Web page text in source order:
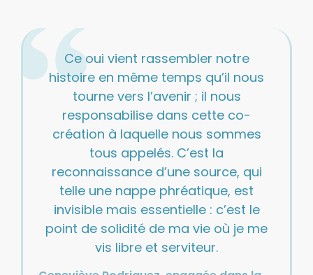
Ce oui vient rassembler notre
histoire en même temps qu’il nous
tourne vers l’avenir ; il nous
responsabilise dans cette co-
création à laquelle nous sommes
tous appelés. C’est la
reconnaissance d’une source, qui
telle une nappe phréatique, est
invisible mais essentielle : c’est le
point de solidité de ma vie où je me
vis libre et serviteur.